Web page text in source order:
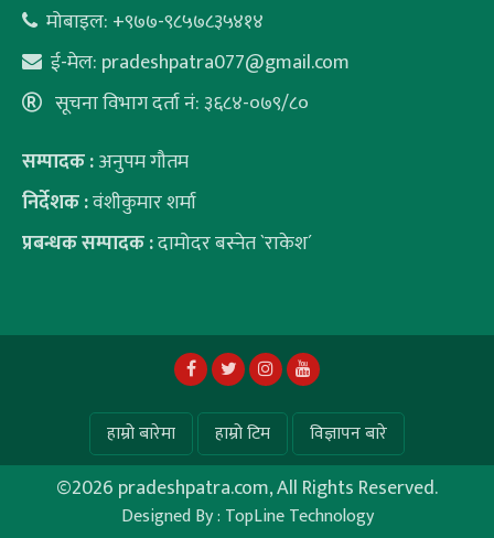
मोबाइल: +९७७-९८५७८३५४१४
ई-मेल: pradeshpatra077@gmail.com
सूचना विभाग दर्ता नं: ३६८४-०७९/८०
सम्पादक :अनुपम गौतम
निर्देशक :वंशीकुमार शर्मा
प्रबन्धक सम्पादक :दामोदर बस्नेत `राकेश´
हाम्रो बारेमा हाम्रो टिम विज्ञापन बारे
©2026 pradeshpatra.com, All Rights Reserved.
Designed By : TopLine Technology